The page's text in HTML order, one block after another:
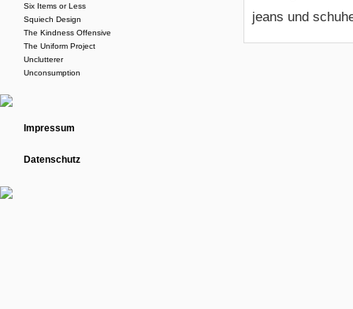
jeans und
Six Items or Less
Squiech Design
The Kindness Offensive
The Uniform Project
Unclutterer
Unconsumption
Impressum
Datenschutz